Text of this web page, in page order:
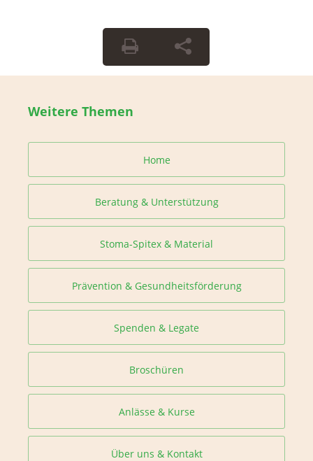
Weitere Themen
Home
Beratung & Unterstützung
Stoma-Spitex & Material
Prävention & Gesundheitsförderung
Spenden & Legate
Broschüren
Anlässe & Kurse
Über uns & Kontakt